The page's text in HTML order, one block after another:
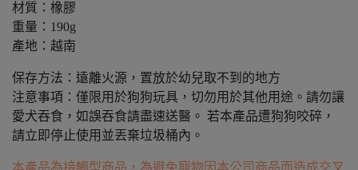
材質：橡膠
重量：190g
產地：越南
保存方法：遠離火源，置放於幼兒取不到的地方
注意事項：僅限用於狗狗玩具，切勿用於其他用途。請勿讓
愛犬吞食，如誤吞食請盡速送醫。 若本產品遭狗狗咬碎，
請立即停止使用並丟棄垃圾桶內。